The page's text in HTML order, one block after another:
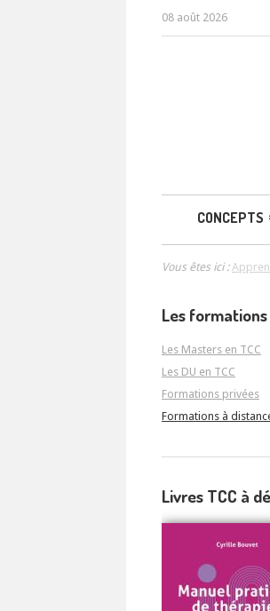
08 août 2026
CONCEPTS
Vous êtes ici :
Les formations
Les Masters en TCC
Les DU en TCC
Formations privées
Formations à
Livres TCC à